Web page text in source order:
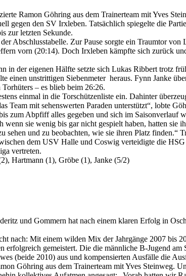
Ramon Göhring aus dem Trainerteam mit Yves
gegen den SV Irxleben. Tatsächlich spiegelte die
zur letzten Sekunde.
Abschlusstabelle. Zur Pause sorgte ein Traumtor von
vorn (20:14). Doch Irxleben kämpfte sich zurück
in der eigenen Hälfte setzte sich Lukas Ribbert trotz
einen unstrittigen Siebenmeter heraus. Fynn Janke
– es blieb beim 26:26.
einmal in die Torschützenliste ein. Dahinter
Team mit sehenswerten Paraden unterstützt“, lobte
zum Abpfiff alles gegeben und sich im Saisonverlauf
sie wenig bis gar nicht gespielt haben, hatten sie
und zu beobachten, wie sie ihren Platz finden.“
dem USV Halle und Coswig verteidigte die
vertreten.
Hartmann (1), Gröbe (1), Janke (5/2)
und Gommern hat nach einem klaren Erfolg in
nach: Mit einem wilden Mix der Jahrgänge 2007 bis
gemeistert. Die die männliche B-Jugend am
(beide 2010) aus und kompensierten Ausfälle die
Göhring aus dem Trainerteam mit Yves Steinweg.